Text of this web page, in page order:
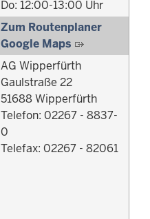
Do: 12:00-13:00 Uhr
Zum Routenplaner
Google Maps
AG Wipperfürth
Gaulstraße 22
51688 Wipperfürth
Telefon: 02267 - 8837-
0
Telefax: 02267 - 82061